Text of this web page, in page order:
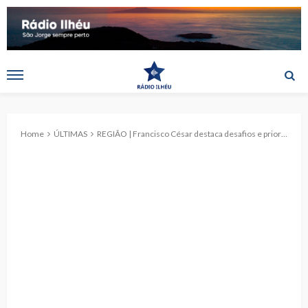
Home ÚLTIMAS REGIÃO | Francisco César destaca desafios e prioridades na abertura das Jornadas Parlamentares em Santa Maria